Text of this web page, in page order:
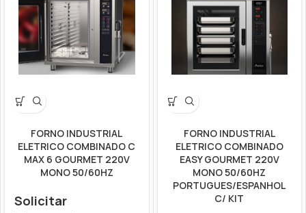
FORNO INDUSTRIAL
ELETRICO COMBINADO C
MAX 6 GOURMET 220V
MONO 50/60HZ
Solicitar
FORNO INDUSTRIAL
ELETRICO COMBINADO
EASY GOURMET 220V
MONO 50/60HZ
PORTUGUES/ESPANHOL
C/ KIT